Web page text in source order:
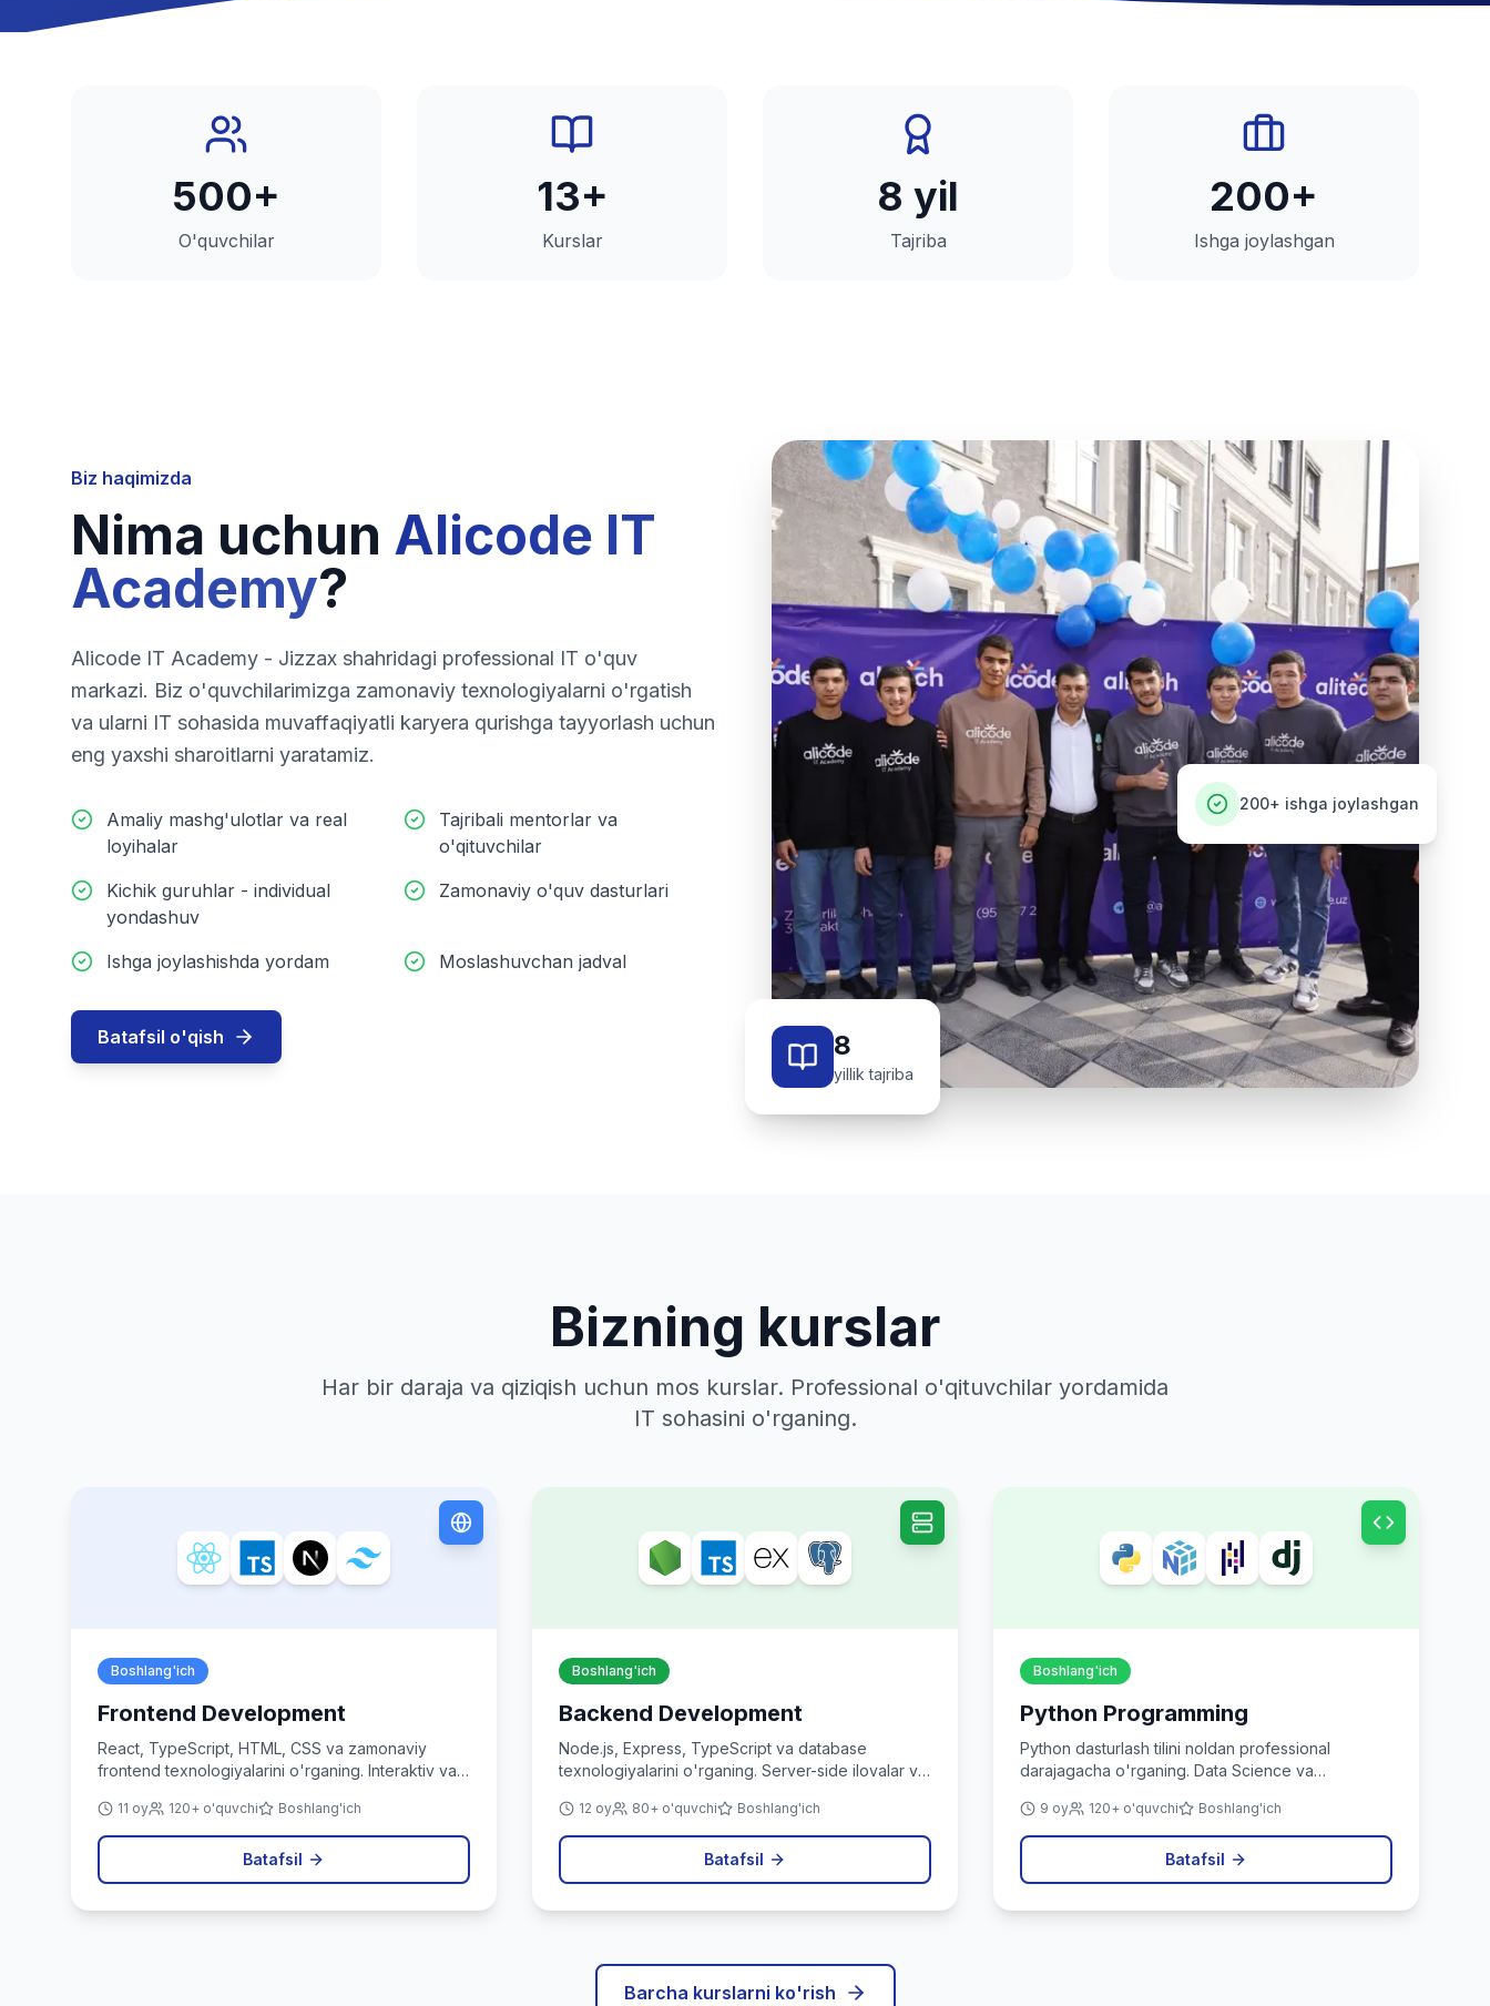
500+
O'quvchilar
13+
Kurslar
8 yil
Tajriba
200+
Ishga joylashgan
Biz haqimizda
Nima uchun Alicode IT
Academy?
Alicode IT Academy - Jizzax shahridagi professional IT o'quv
markazi. Biz o'quvchilarimizga zamonaviy texnologiyalarni o'rgatish
va ularni IT sohasida muvaffaqiyatli karyera qurishga tayyorlash uchun
eng yaxshi sharoitlarni yaratamiz.
Amaliy mashg'ulotlar va real
loyihalar
Tajribali mentorlar va
o'qituvchilar
Kichik guruhlar - individual
yondashuv
Zamonaviy o'quv dasturlari
Ishga joylashishda yordam Moslashuvchan jadval
Batafsil o'qish 8
yillik tajriba
200+ ishga joylashgan
Bizning kurslar
Har bir daraja va qiziqish uchun mos kurslar. Professional o'qituvchilar yordamida
IT sohasini o'rganing.
Boshlang'ich
Frontend Development
React, TypeScript, HTML, CSS va zamonaviy
frontend texnologiyalarini o'rganing. Interaktiv va
11 oy 120+ o'quvchi Boshlang'ich
Batafsil
Boshlang'ich
Backend Development
Node.js, Express, TypeScript va database
texnologiyalarini o'rganing. Server-side ilovalar va
12 oy 80+ o'quvchi Boshlang'ich
Batafsil
Boshlang'ich
Python Programming
Python dasturlash tilini noldan professional
darajagacha o'rganing. Data Science va
9 oy 120+ o'quvchi Boshlang'ich
Batafsil
Barcha kurslarni ko'rish